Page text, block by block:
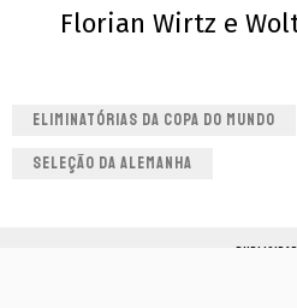
Florian Wirtz e
ELIMINATÓRIAS DA COPA DO MUNDO
SELEÇÃO DA ALEMANHA